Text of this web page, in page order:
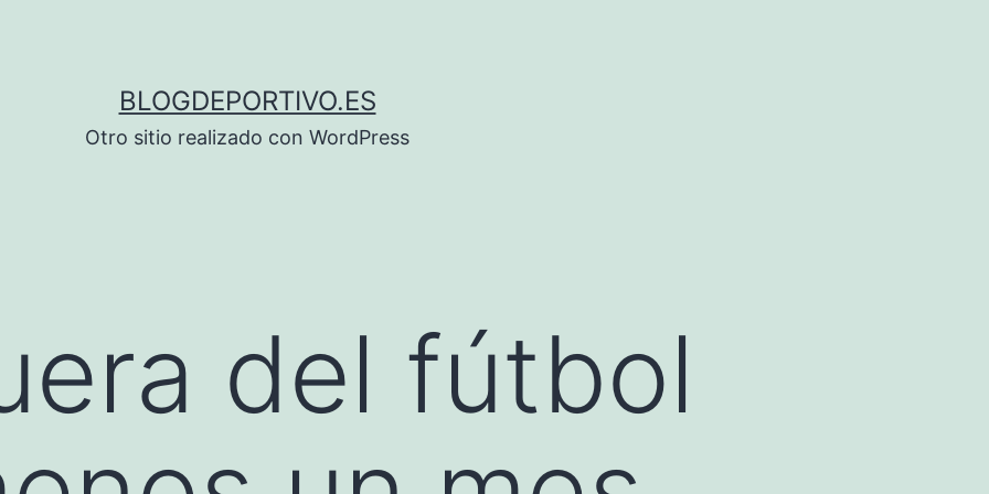
BLOGDEPORTIVO.ES
Otro sitio realizado con WordPress
del fútbol